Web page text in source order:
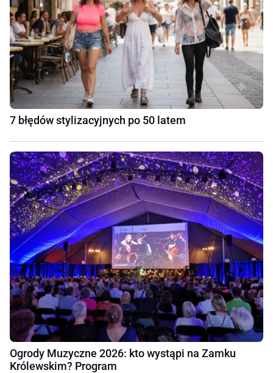
7 błędów stylizacyjnych po 50 latem
Ogrody Muzyczne 2026: kto wystąpi na Zamku
Królewskim? Program